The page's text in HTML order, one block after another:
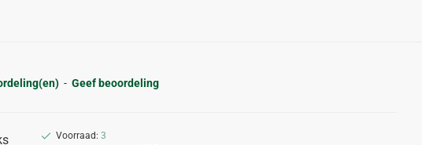
- Geef beoordeling
Voorraad: 3